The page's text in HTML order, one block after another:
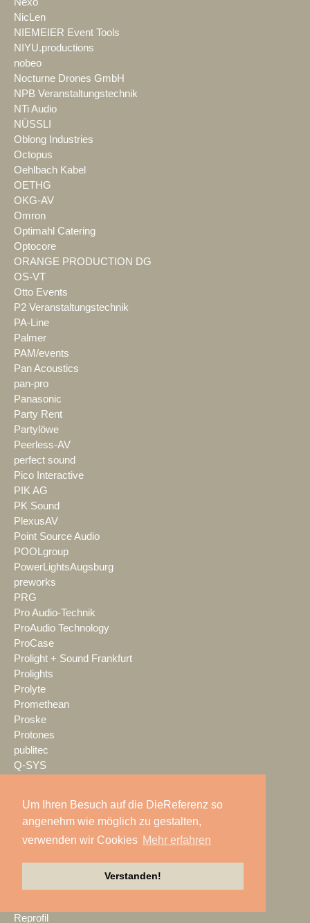
Um Ihren Besuch auf die DieReferenz so
angenehm wie möglich zu gestalten,
verwenden wir Cookies Mehr erfahren
Verstanden!
NicLen
NIEMEIER Event Tools
NIYU.productions
nobeo
Nocturne Drones GmbH
NPB Veranstaltungstechnik
NTi Audio
NÜSSLI
Oblong Industries
Octopus
Oehlbach Kabel
OETHG
OKG-AV
Omron
Optimahl Catering
Optocore
ORANGE PRODUCTION DG
OS-VT
Otto Events
P2 Veranstaltungstechnik
PA-Line
Palmer
PAM/events
Pan Acoustics
pan-pro
Panasonic
Party Rent
Partylöwe
Peerless-AV
perfect sound
Pico Interactive
PIK AG
PK Sound
PlexusAV
Point Source Audio
POOLgroup
PowerLightsAugsburg
preworks
PRG
Pro Audio-Technik
ProAudio Technology
ProCase
Prolight + Sound Frankfurt
Prolights
Prolyte
Promethean
Proske
Protones
publitec
Q-SYS
Qvest
Rain Age
Rauschenberger Catering
rent4event
Reprofil